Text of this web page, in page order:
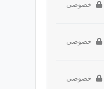
خصوصی
خصوصی
خصوصی